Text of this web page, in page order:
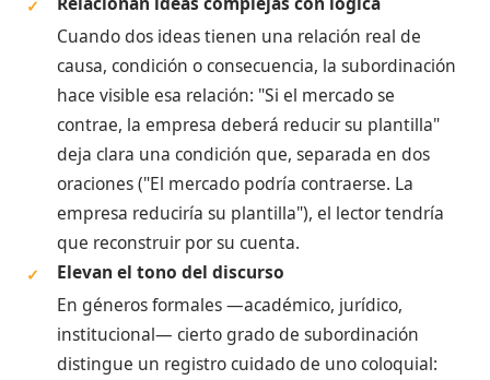
✓
Cuando dos ideas tienen una relación real de
causa, condición o consecuencia, la subordinación
hace visible esa relación: "Si el mercado se
contrae, la empresa deberá reducir su plantilla"
deja clara una condición que, separada en dos
oraciones ("El mercado podría contraerse. La
empresa reduciría su plantilla"), el lector tendría
que reconstruir por su cuenta.
✓
Elevan el tono del discurso
En géneros formales —académico, jurídico,
institucional— cierto grado de subordinación
distingue un registro cuidado de uno coloquial: